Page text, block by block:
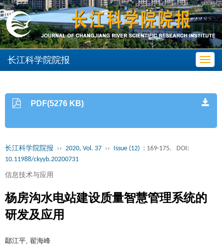
长江科学院院报
PDF(5276 KB)
长江科学院院报 ›› 2020, Vol. 37 ›› Issue (12) : 169-175.
DOI:
10.11988/ckyyb.20200731
信息技术与应用
杨房沟水电站建设质量智慧管理系统的
研发及应用
鄢江平, 翟海峰